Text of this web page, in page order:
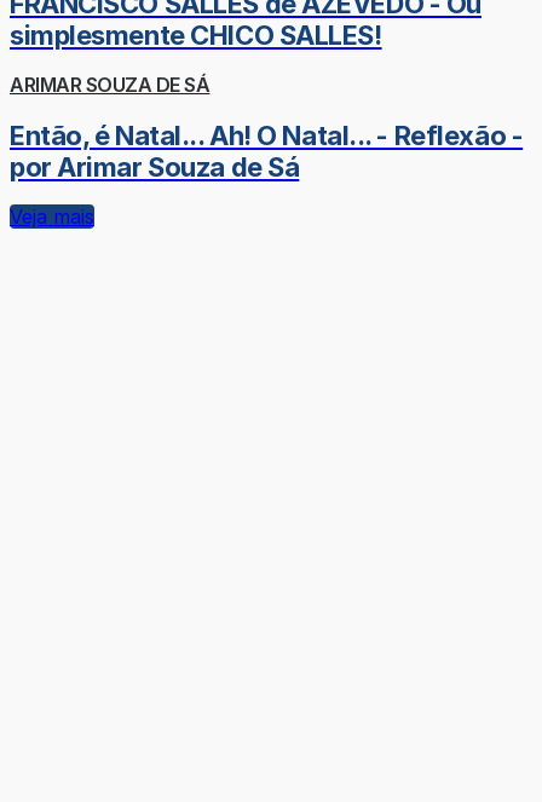
simplesmente CHICO SALLES!
ARIMAR SOUZA DE SÁ
Então, é Natal... Ah! O Natal... - Reflexão -
por Arimar Souza de Sá
Veja mais